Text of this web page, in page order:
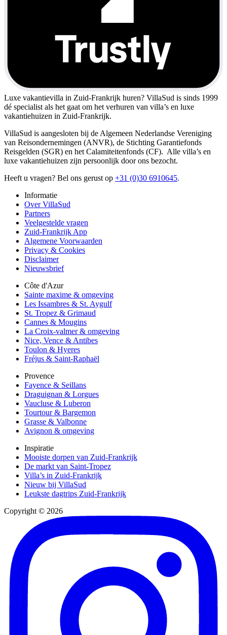
Luxe vakantievilla in Zuid-Frankrijk huren? VillaSud is sinds 1999
dé specialist als het gaat om het verhuren van villa’s en luxe
vakantiehuizen in Zuid-Frankrijk.
VillaSud is aangesloten bij de Algemeen Nederlandse Vereniging
van Reisondernemingen (ANVR), de Stichting Garantiefonds
Reisgelden (SGR) en het Calamiteitenfonds (CF). Alle villa’s en
luxe vakantiehuizen zijn persoonlijk door ons bezocht.
Heeft u vragen? Bel ons gerust op +31 (0)30 6910645.
Informatie
Over VillaSud
Partners
Veelgestelde vragen
Zuid-Frankrijk App
Algemene Voorwaarden
Privacy & Cookies
Disclaimer
Nieuwsbrief
Côte d'Azur
Sainte maxime & omgeving
Les Issambres & St. Aygulf
St. Tropez & Grimaud
Cannes & Mougins
La Croix-valmer & omgeving
Nice, Vence & Antibes
Toulon & Hyeres
Fréjus & Saint-Raphaël
Provence
Fayence & Seillans
Draguignan & Lorgues
Vaucluse & Luberon
Tourtour & Bargemon
Grasse & Valbonne
Avignon & omgeving
Inspiratie
Mooiste dorpen van Zuid-Frankrijk
De markt van Saint-Tropez
Villa’s in Zuid-Frankrijk
Nieuw bij VillaSud
Leukste dagtrips Zuid-Frankrijk
Copyright © 2026